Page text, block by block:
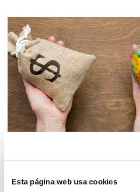
Esta página web usa cookies
La soberanía es una relación